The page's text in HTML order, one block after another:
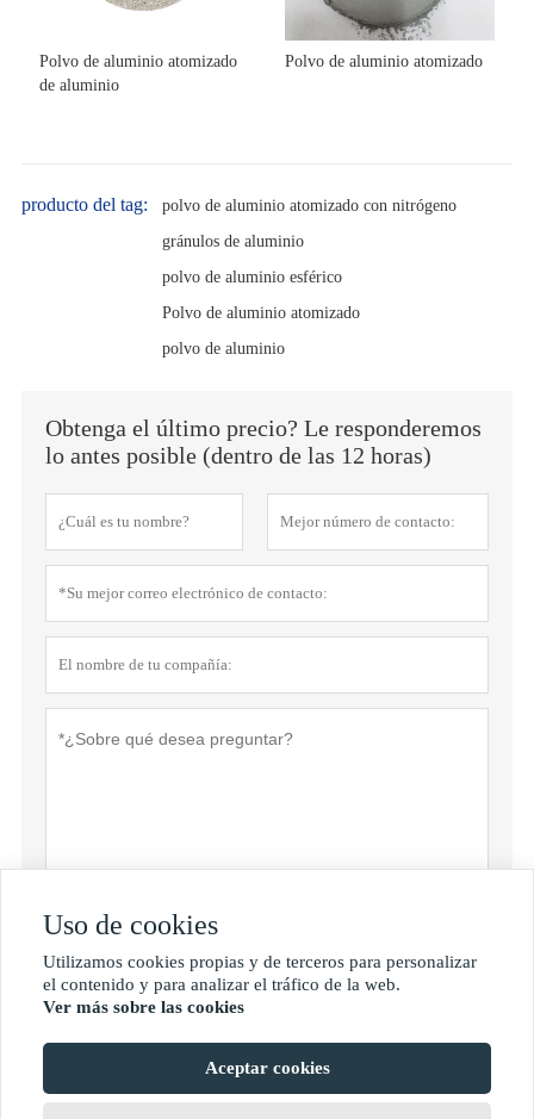
Polvo de aluminio atomizado
de aluminio
Polvo de aluminio atomizado
producto del tag:
polvo de aluminio atomizado con nitrógeno
gránulos de aluminio
polvo de aluminio esférico
Polvo de aluminio atomizado
polvo de aluminio
Obtenga el último precio? Le responderemos
lo antes posible (dentro de las 12 horas)
Uso de cookies
Utilizamos cookies propias y de terceros para personalizar
el contenido y para analizar el tráfico de la web.
Ver más sobre las cookies
Aceptar cookies